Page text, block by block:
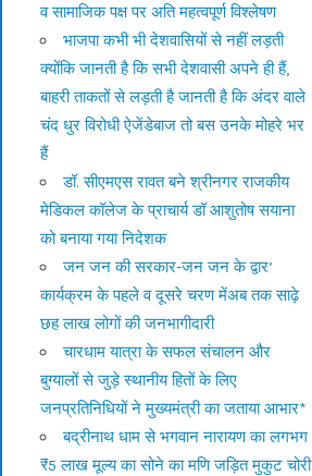
व सामाजिक पक्ष पर अति महत्वपूर्ण विश्लेषण
भाजपा कभी भी देशवासियों से नहीं लड़ती
क्योंकि जानती है कि सभी देशवासी अपने ही हैं,
बाहरी ताकतों से लड़ती है जानती है कि अंदर वाले
चंद धुर विरोधी ऐजेंडेबाज तो बस उनके मोहरे भर
हैं
डॉ. सीएमएस रावत बने श्रीनगर राजकीय
मेडिकल कॉलेज के प्राचार्य डॉ आशुतोष सयाना
को बनाया गया निदेशक
जन जन की सरकार-जन जन के द्वार’
कार्यक्रम के पहले व दूसरे चरण मेंअब तक साढ़े
छह लाख लोगों की जनभागीदारी
चारधाम यात्रा के सफल संचालन और
बुग्यालों से जुड़े स्थानीय हितों के लिए
जनप्रतिनिधियों ने मुख्यमंत्री का जताया आभार*
बद्रीनाथ धाम से भगवान नारायण का लगभग
₹5 लाख मूल्य का सोने का मणि जड़ित मुकुट चोरी